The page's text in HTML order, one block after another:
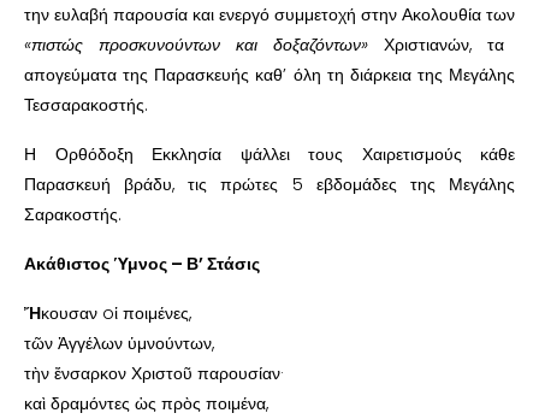
την ευλαβή παρουσία και ενεργό συμμετοχή στην Ακολουθία των
«πιστώς προσκυνούντων και δοξαζόντων» Χριστιανών, τα
απογεύματα της Παρασκευής καθ’ όλη τη διάρκεια της Μεγάλης
Τεσσαρακοστής.
Η Ορθόδοξη Εκκλησία ψάλλει τους Χαιρετισμούς κάθε
Παρασκευή βράδυ, τις πρώτες 5 εβδομάδες της Μεγάλης
Σαρακοστής.
Ακάθιστος Ύμνος – Β’ Στάσις
Ἤκουσαν oἱ ποιμένες,
τῶν Ἀγγέλων ὑμνούντων,
τὴν ἔνσαρκον Χριστοῦ παρουσίαν·
καὶ δραμόντες ὡς πρὸς ποιμένα,